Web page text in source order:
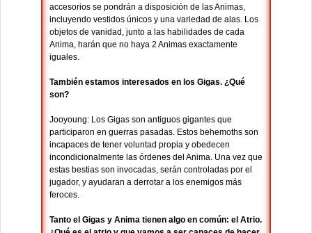
accesorios se pondrán a disposición de las Animas,
incluyendo vestidos únicos y una variedad de alas. Los
objetos de vanidad, junto a las habilidades de cada
Anima, harán que no haya 2 Animas exactamente
iguales.
También estamos interesados en los Gigas. ¿Qué
son?
Jooyoung: Los Gigas son antiguos gigantes que
participaron en guerras pasadas. Estos behemoths son
incapaces de tener voluntad propia y obedecen
incondicionalmente las órdenes del Anima. Una vez que
estas bestias son invocadas, serán controladas por el
jugador, y ayudaran a derrotar a los enemigos más
feroces.
Tanto el Gigas y Anima tienen algo en común: el Atrio.